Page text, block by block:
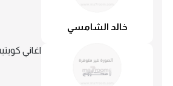
خالد الشامسي
اغاني